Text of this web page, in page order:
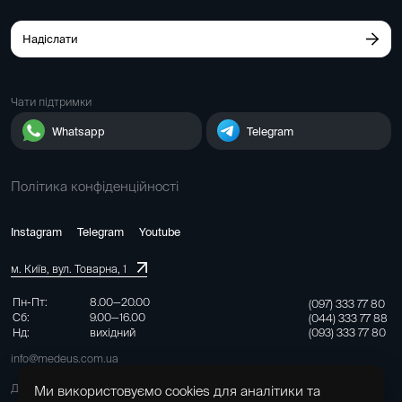
Надіслати
Чати підтримки
Whatsapp Telegram
Політика конфіденційності
Instagram Telegram Youtube
м. Київ, вул. Товарна, 1
Пн-Пт:
8.00—20.00
Сб:
9.00—16.00
Нд:
вихідний
(097) 333 77 80
(044) 333 77 88
(093) 333 77 80
info@medeus.com.ua
Договір на надання медичних послуг
Ми використовуємо cookies для аналітики та